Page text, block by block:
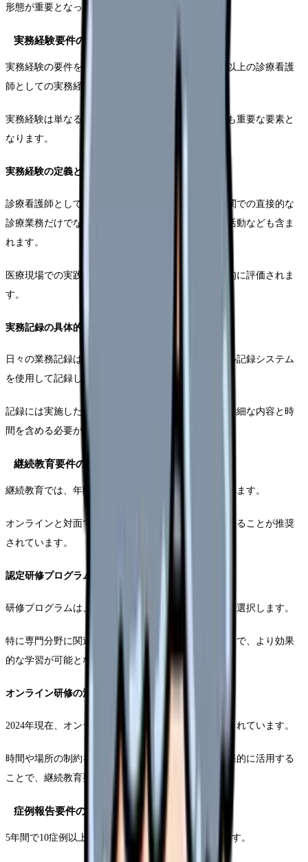
形態が重要となっています。
実務経験要件の詳細と記録方法
実務経験の要件を満たすためには、5年間で通算3年以上の診療看護
師としての実務経験が必要となります。
実務経験は単なる勤務時間だけでなく、質的な評価も重要な要素と
なります。
実務経験の定義と範囲
診療看護師として認められる実務経験には、医療機関での直接的な
診療業務だけでなく、教育機関での指導業務や研究活動なども含ま
れます。
医療現場での実践、教育活動、研究活動などが総合的に評価されま
す。
実務記録の具体的な方法
日々の業務記録は、専用のログブックまたはデジタル記録システム
を使用して記録します。
記録には実施した医療行為、教育活動、研究活動の詳細な内容と時
間を含める必要があります。
継続教育要件の内容と達成方法
継続教育では、年間40時間以上の研修参加が求められます。
オンラインと対面での研修をバランスよく組み合わせることが推奨
されています。
認定研修プログラムの選択
研修プログラムは、日本看護協会認定のものを中心に選択します。
特に専門分野に関連する研修を優先的に受講することで、より効果
的な学習が可能となります。
オンライン研修の活用方法
2024年現在、オンライン研修の受講可能時間が拡大されています。
時間や場所の制約を受けにくいオンライン研修を効果的に活用する
ことで、継続教育要件の達成がより柔軟になります。
症例報告要件の具体的な作成手順
5年間で10症例以上の詳細な症例報告が必要となります。